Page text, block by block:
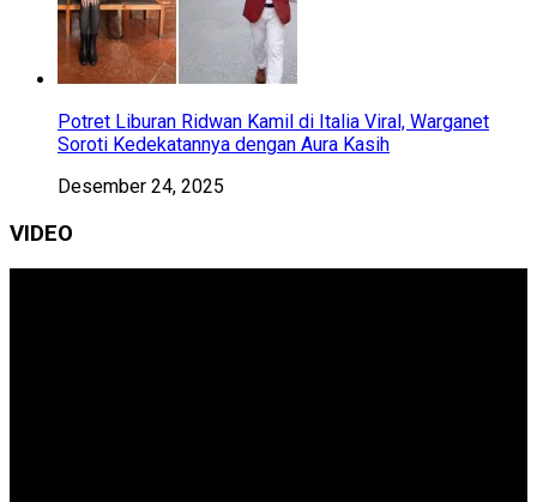
Potret Liburan Ridwan Kamil di Italia Viral, Warganet
Soroti Kedekatannya dengan Aura Kasih
Desember 24, 2025
VIDEO